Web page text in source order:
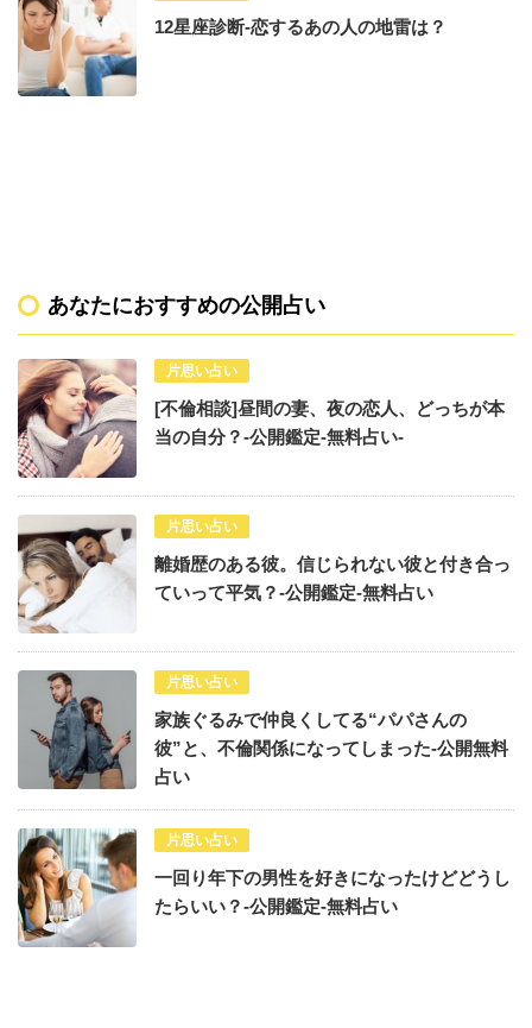
12星座診断-恋するあの人の地雷は？
あなたにおすすめの公開占い
片思い占い
[不倫相談]昼間の妻、夜の恋人、どっちが本
当の自分？-公開鑑定-無料占い-
片思い占い
離婚歴のある彼。信じられない彼と付き合っ
ていって平気？-公開鑑定-無料占い
片思い占い
家族ぐるみで仲良くしてる“パパさんの
彼”と、不倫関係になってしまった-公開無料
占い
片思い占い
一回り年下の男性を好きになったけどどうし
たらいい？-公開鑑定-無料占い